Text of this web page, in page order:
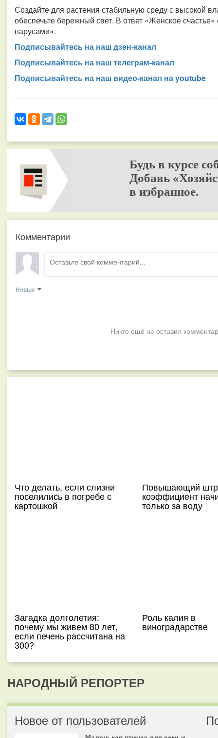
Создайте для растения стабильную среду с высокой
обеспечьте бережный свет. В ответ «Женское
парусами».
Подписывайтесь на наш дзен-канал
Подписывайтесь на наш телеграм-канал
Подписывайтесь на наш видео-канал на youtube
Будь в курсе
Добавь
в избранное.
Комментарии
Новые
Никто ещё не оставил
Что делать, если слизни
поселились в погребе с
картошкой
Повышающий
коэффициент
только за воду
Загадка долголетия:
почему мы живем 80 лет,
если печень рассчитана на
300?
Роль калия в
виноградарстве
НАРОДНЫЙ РЕПОРТЕР
Новое от пользователей